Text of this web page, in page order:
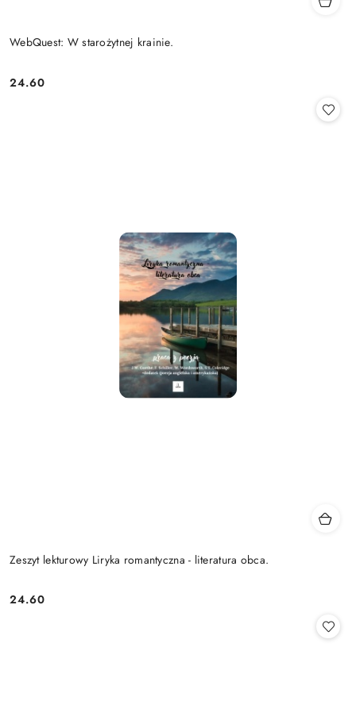
WebQuest: W starożytnej krainie.
Cena:
24.60
Zeszyt lekturowy Liryka romantyczna - literatura obca.
Cena:
24.60